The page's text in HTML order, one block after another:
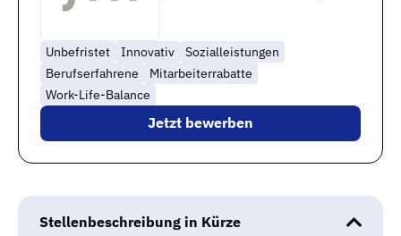
Stellenbeschreibung in Kürze
Unbefristet Innovativ
Sozialleistungen
Berufserfahrene
Mitarbeiterrabatte
Work-Life-Balance
Jetzt bewerben